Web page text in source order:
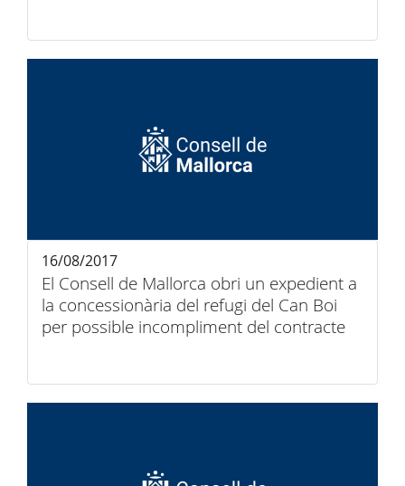
El Consell de Mallorca obri un expedient a
la concessionària del refugi del Can Boi
per possible incompliment del contracte
16/08/2017